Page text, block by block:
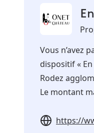
Vous n’avez
dispositif «
Rodez
Le montant
https://